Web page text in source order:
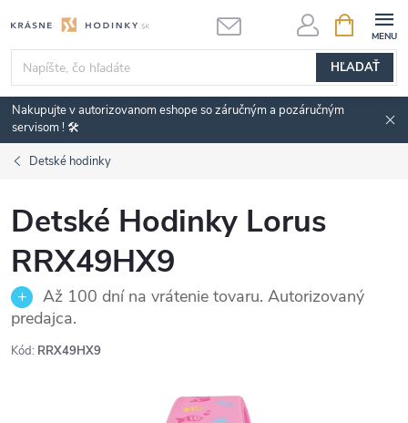
na
obsah
HĽADAŤ
KOŠÍK
Nakupujte v autorizovanom eshope so záručným a pozáručným
servisom ! 🛠️
Detské hodinky
Detské Hodinky Lorus
RRX49HX9
Až 100 dní na vrátenie tovaru. Autorizovaný
predajca.
Kód: RRX49HX9